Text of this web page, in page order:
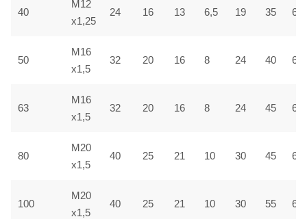
40
M12
x1,25
24 16 13 6,5 19 35 6,5
50
M16
x1,5
32 20 16 8 24 40 6,5
63
M16
x1,5
32 20 16 8 24 45 6,5
80
M20
x1,5
40 25 21 10 30 45 6,5
100
M20
x1,5
40 25 21 10 30 55 6,5